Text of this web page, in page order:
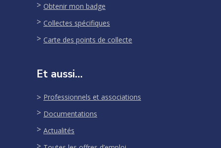
Obtenir mon badge
Collectes spécifiques
Carte des points de collecte
Et aussi…
Professionnels et associations
Documentations
Actualités